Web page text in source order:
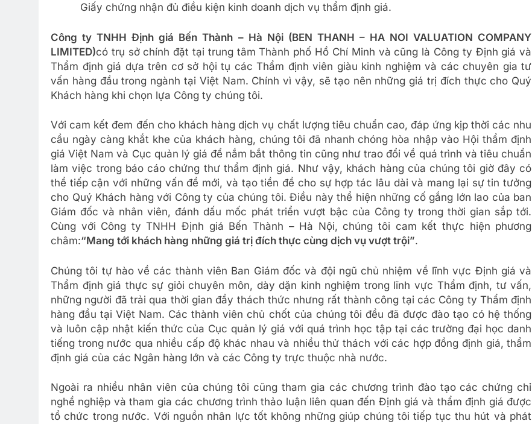
Giấy chứng nhận đủ điều kiện kinh doanh dịch vụ thẩm định giá.
Công ty TNHH Định giá Bến Thành – Hà Nội (BEN THANH – HA NOI VALUATION COMPANY
LIMITED)có trụ sở chính đặt tại trung tâm Thành phố Hồ Chí Minh và cũng là Công ty Định giá và
Thẩm định giá dựa trên cơ sở hội tụ các Thẩm định viên giàu kinh nghiệm và các chuyên gia tư
vấn hàng đầu trong ngành tại Việt Nam. Chính vì vậy, sẽ tạo nên những giá trị đích thực cho Quý
Khách hàng khi chọn lựa Công ty chúng tôi.
Với cam kết đem đến cho khách hàng dịch vụ chất lượng tiêu chuẩn cao, đáp ứng kịp thời các nhu
cầu ngày càng khắt khe của khách hàng, chúng tôi đã nhanh chóng hòa nhập vào Hội thẩm định
giá Việt Nam và Cục quản lý giá để nắm bắt thông tin cũng như trao đổi về quá trình và tiêu chuẩn
làm việc trong báo cáo chứng thư thẩm định giá. Như vậy, khách hàng của chúng tôi giờ đây có
thể tiếp cận với những vấn đề mới, và tạo tiền đề cho sự hợp tác lâu dài và mang lại sự tin tưởng
cho Quý Khách hàng với Công ty của chúng tôi. Điều này thể hiện những cố gắng lớn lao của ban
Giám đốc và nhân viên, đánh dấu mốc phát triển vượt bậc của Công ty trong thời gian sắp tới.
Cùng với Công ty TNHH Định giá Bến Thành – Hà Nội, chúng tôi cam kết thực hiện phương
châm:“Mang tới khách hàng những giá trị đích thực cùng dịch vụ vượt trội”.
Chúng tôi tự hào về các thành viên Ban Giám đốc và đội ngũ chủ nhiệm về lĩnh vực Định giá và
Thẩm định giá thực sự giỏi chuyên môn, dày dặn kinh nghiệm trong lĩnh vực Thẩm định, tư vấn,
những người đã trải qua thời gian đầy thách thức nhưng rất thành công tại các Công ty Thẩm định
hàng đầu tại Việt Nam. Các thành viên chủ chốt của chúng tôi đều đã được đào tạo có hệ thống
và luôn cập nhật kiến thức của Cục quản lý giá với quá trình học tập tại các trường đại học danh
tiếng trong nước qua nhiều cấp độ khác nhau và nhiều thử thách với các hợp đồng định giá, thẩm
định giá của các Ngân hàng lớn và các Công ty trực thuộc nhà nước.
Ngoài ra nhiều nhân viên của chúng tôi cũng tham gia các chương trình đào tạo các chứng chỉ
nghề nghiệp và tham gia các chương trình thảo luận liên quan đến Định giá và thẩm định giá được
tổ chức trong nước. Với nguồn nhân lực tốt không những giúp chúng tôi tiếp tục thu hút và phát